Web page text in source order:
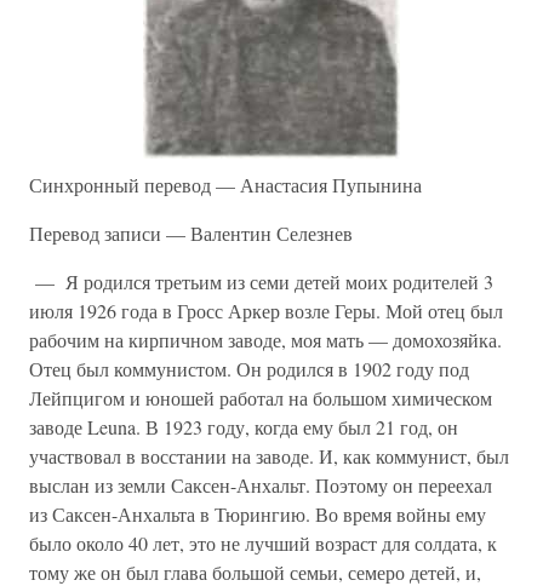
Синхронный перевод — Анастасия Пупынина
Перевод записи — Валентин Селезнев
— Я родился третьим из семи детей моих родителей 3
июля 1926 года в Гросс Аркер возле Геры. Мой отец был
рабочим на кирпичном заводе, моя мать — домохозяйка.
Отец был коммунистом. Он родился в 1902 году под
Лейпцигом и юношей работал на большом химическом
заводе Leuna. В 1923 году, когда ему был 21 год, он
участвовал в восстании на заводе. И, как коммунист, был
выслан из земли Саксен-Анхальт. Поэтому он переехал
из Саксен-Анхальта в Тюрингию. Во время войны ему
было около 40 лет, это не лучший возраст для солдата, к
тому же он был глава большой семьи, семеро детей, и,